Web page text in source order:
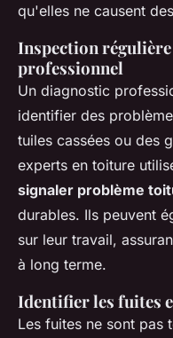
qu'elles ne causent
Inspection
professionnel
Un diagnostic
identifier des
tuiles cassées ou des
experts en toiture
signaler problème
durables. Ils peuvent
sur leur travail,
à long terme.
Identifier les fuites
Les fuites ne sont